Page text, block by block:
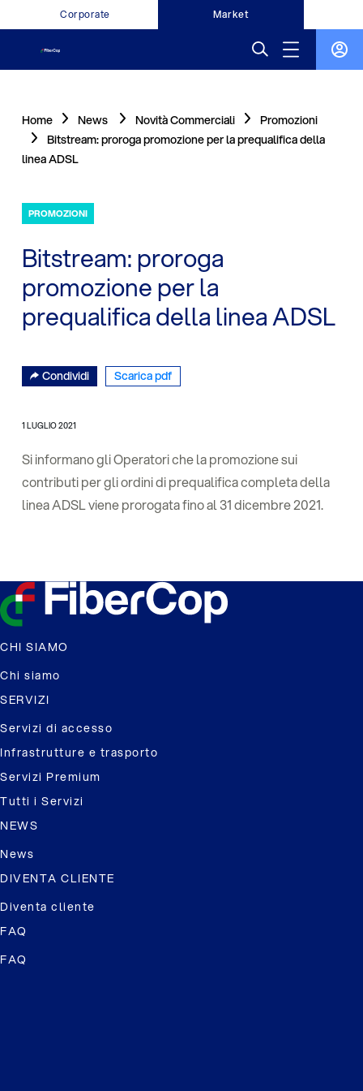
Corporate Market
Home News Novità Commerciali
Promozioni
Bitstream: proroga promozione per la prequalifica della
linea ADSL
PROMOZIONI
Bitstream: proroga
promozione per la
prequalifica della linea ADSL
Condividi Scarica pdf
1 LUGLIO 2021
Si informano gli Operatori che la promozione sui
contributi per gli ordini di prequalifica completa della
linea ADSL viene prorogata fino al 31 dicembre 2021.
CHI SIAMO
Chi siamo
SERVIZI
Servizi di accesso
Infrastrutture e trasporto
Servizi Premium
Tutti i Servizi
NEWS
News
DIVENTA CLIENTE
Diventa cliente
FAQ
FAQ